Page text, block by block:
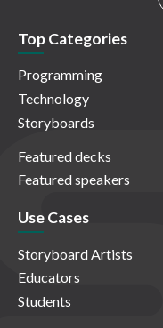
Top Categories
Programming
Technology
Storyboards
Featured decks
Featured speakers
Use Cases
Storyboard Artists
Educators
Students